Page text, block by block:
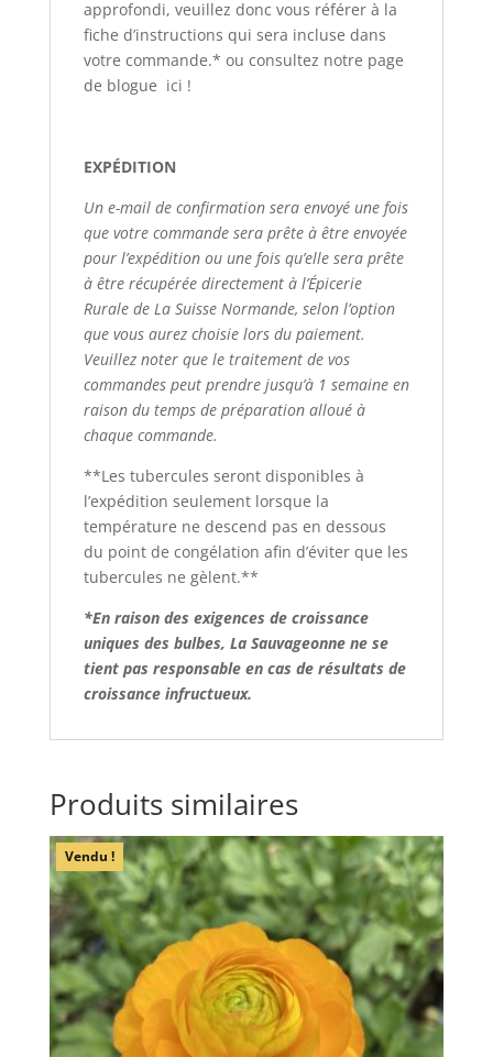
approfondi, veuillez donc vous référer à la
fiche d’instructions qui sera incluse dans
votre commande.* ou consultez notre page
de blogue ici !
EXPÉDITION
Un e-mail de confirmation sera envoyé une fois
que votre commande sera prête à être envoyée
pour l’expédition ou une fois qu’elle sera prête
à être récupérée directement à l’Épicerie
Rurale de La Suisse Normande, selon l’option
que vous aurez choisie lors du paiement.
Veuillez noter que le traitement de vos
commandes peut prendre jusqu’à 1 semaine en
raison du temps de préparation alloué à
chaque commande.
**Les tubercules seront disponibles à
l’expédition seulement lorsque la
température ne descend pas en dessous
du point de congélation afin d’éviter que les
tubercules ne gèlent.**
*En raison des exigences de croissance
uniques des bulbes, La Sauvageonne ne se
tient pas responsable en cas de résultats de
croissance infructueux.
Produits similaires
Vendu !